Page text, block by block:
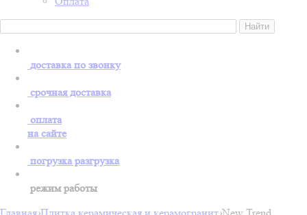
доставка по звонку
срочная доставка
оплата
на сайте
погрузка разгрузка
режим работы